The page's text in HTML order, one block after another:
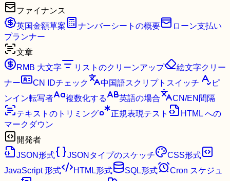
ファイナンス
英国金額草案
ナンバーシートの概要
ローン支払い
プランナー
文章
RMB 大文字
リストのクリーンアップ
絵文字クリー
ナー
CN IDチェック 中国語スクリプトスイッチ
ピ
ンイン転写者
複数化する 英語の場合
CN/EN間隔
テキストのトリミング
正規表現テスト
HTML への
マークダウン
開発者
JSON形式
JSONタイプのスケッチ
CSS形式
JavaScript 形式
HTML形式 SQL形式
Cron スケジュ